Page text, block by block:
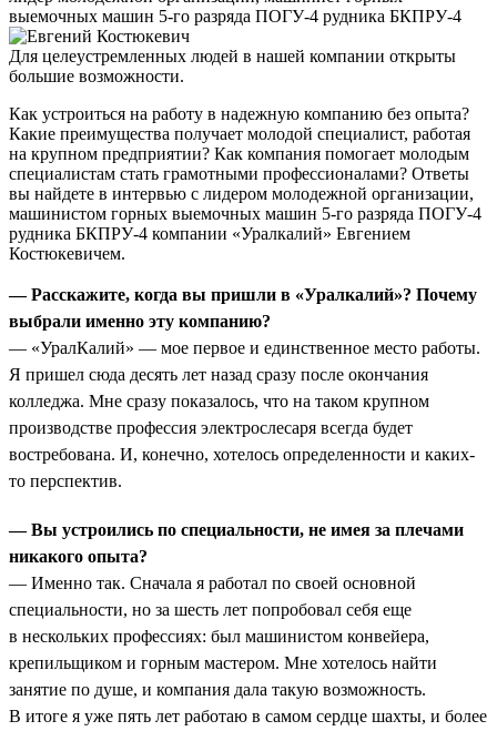
выемочных машин 5-го разряда ПОГУ-4 рудника БКПРУ-4
Для целеустремленных людей в нашей компании открыты
большие возможности.
Как устроиться на работу в надежную компанию без опыта?
Какие преимущества получает молодой специалист, работая
на крупном предприятии? Как компания помогает молодым
специалистам стать грамотными профессионалами? Ответы
вы найдете в интервью с лидером молодежной организации,
машинистом горных выемочных машин 5-го разряда ПОГУ-4
рудника БКПРУ-4 компании «Уралкалий» Евгением
Костюкевичем.
— Расскажите, когда вы пришли в «Уралкалий»? Почему
выбрали именно эту компанию?
— «УралКалий» — мое первое и единственное место работы.
Я пришел сюда десять лет назад сразу после окончания
колледжа. Мне сразу показалось, что на таком крупном
производстве профессия электрослесаря всегда будет
востребована. И, конечно, хотелось определенности и каких-
то перспектив.
— Вы устроились по специальности, не имея за плечами
никакого опыта?
— Именно так. Сначала я работал по своей основной
специальности, но за шесть лет попробовал себя еще
в нескольких профессиях: был машинистом конвейера,
крепильщиком и горным мастером. Мне хотелось найти
занятие по душе, и компания дала такую возможность.
В итоге я уже пять лет работаю в самом сердце шахты, и более